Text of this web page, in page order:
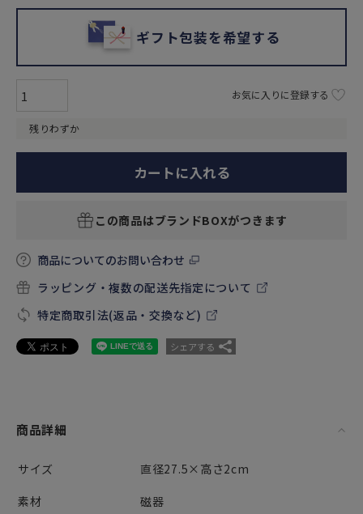
ギフト包装を希望する
残りわずか
お気に入りに登録する
カートに入れる
この商品はブランドBOXがつきます
商品についてのお問い合わせ
ラッピング・複数の配送先指定について
特定商取引法(返品・交換など)
シェアする
商品詳細
サイズ
直径27.5×高さ2cm
素材
磁器